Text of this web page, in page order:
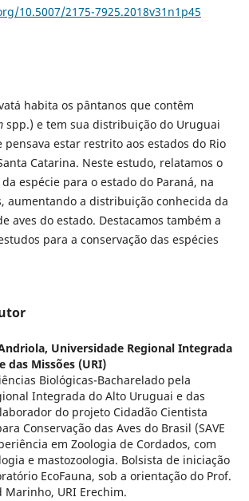
10.5007/2175-7925.2018v31n1p45
habita os pântanos que contêm
spp.) e tem sua distribuição do Uruguai
pensava estar restrito aos estados do Rio
Catarina. Neste estudo, relatamos o
espécie para o estado do Paraná, na
aumentando a distribuição conhecida da
aves do estado. Destacamos também a
para a conservação das espécies
Universidade Regional Integrada
das Missões (URI)
Biológicas-Bacharelado pela
Integrada do Alto Uruguai e das
do projeto Cidadão Cientista
Conservação das Aves do Brasil (SAVE
em Zoologia de Cordados, com
e mastozoologia. Bolsista de iniciação
EcoFauna, sob a orientação do Prof.
Marinho, URI Erechim.